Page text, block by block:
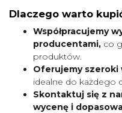
Dlaczego warto
Współpracujemy
producentami, co
produktów.
Oferujemy
idealne do każdego
Skontaktuj się z
wycenę i